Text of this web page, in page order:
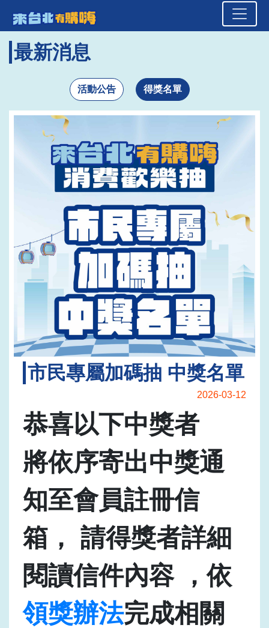
跳到主要內容區塊
最新消息
活動公告 得獎名單
市民專屬加碼抽 中獎名單
2026-03-12
恭喜以下中獎者
將依序寄出中獎通
知至會員註冊信
箱， 請得獎者詳細
閱讀信件內容 ，依
領獎辦法完成相關